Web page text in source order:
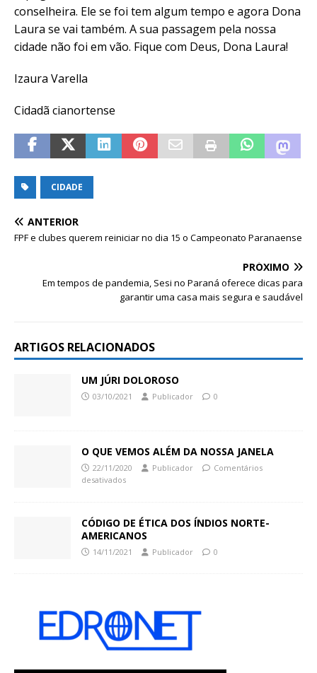
conselheira. Ele se foi tem algum tempo e agora Dona
Laura se vai também. A sua passagem pela nossa
cidade não foi em vão. Fique com Deus, Dona Laura!
Izaura Varella
Cidadã cianortense
CIDADE
ANTERIOR
FPF e clubes querem reiniciar no dia 15 o Campeonato Paranaense
PRÓXIMO
Em tempos de pandemia, Sesi no Paraná oferece dicas para
garantir uma casa mais segura e saudável
ARTIGOS RELACIONADOS
UM JÚRI DOLOROSO
03/10/2021 Publicador 0
O QUE VEMOS ALÉM DA NOSSA JANELA
22/11/2020 Publicador
Comentários
desativados
CÓDIGO DE ÉTICA DOS ÍNDIOS NORTE-
AMERICANOS
14/11/2021 Publicador 0